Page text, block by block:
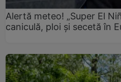
Alertă meteo! „Super El
caniculă, ploi și secetă în